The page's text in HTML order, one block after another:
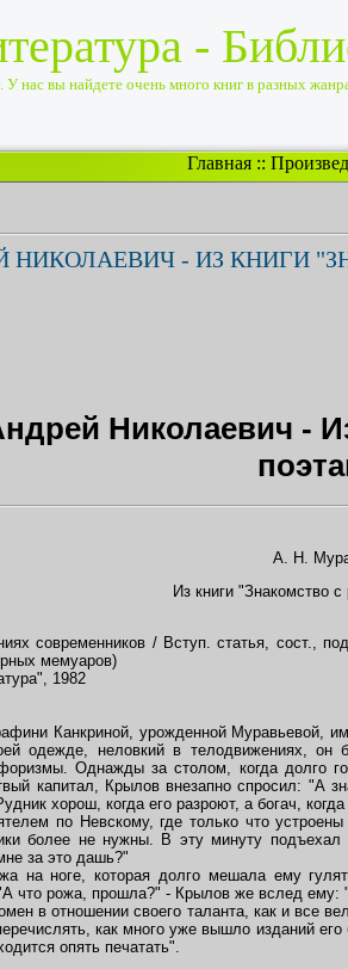
-
нас вы найдете очень много книг в разных
Главная ::
НИКОЛАЕВИЧ - ИЗ КНИГИ
Николаевич -
А. Н.
Из книги "Знакомство
современников / Вступ. статья, сост.,
мемуаров)
1982
Канкриной, урожденной Муравьевой,
одежде, неловкий в телодвижениях, он
Однажды за столом, когда долго
капитал, Крылов внезапно спросил: "А
хорош, когда его разроют, а богач, когда
по Невскому, где только что
более не нужны. В эту минуту
за это дашь?"
ноге, которая долго мешала ему
что рожа, прошла?" - Крылов же вслед ему:
в отношении своего таланта, как и все
как много уже вышло изданий
опять печатать".